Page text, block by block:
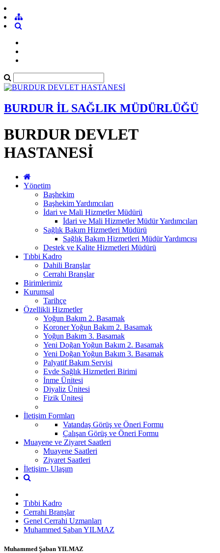
BURDUR İL SAĞLIK MÜDÜRLÜĞÜ
BURDUR DEVLET
HASTANESİ
Yönetim
Başhekim
Başhekim Yardımcıları
İdari ve Mali Hizmetler Müdürü
İdari ve Mali Hizmetler Müdür Yardımcıları
Sağlık Bakım Hizmetleri Müdürü
Sağlık Bakım Hizmetleri Müdür Yardımcısı
Destek ve Kalite Hizmetleri Müdürü
Tıbbi Kadro
Dahili Branşlar
Cerrahi Branşlar
Birimlerimiz
Kurumsal
Tarihçe
Özellikli Hizmetler
Yoğun Bakım 2. Basamak
Koroner Yoğun Bakım 2. Basamak
Yoğun Bakım 3. Basamak
Yeni Doğan Yoğun Bakım 2. Basamak
Yeni Doğan Yoğun Bakım 3. Basamak
Palyatif Bakım Servisi
Evde Sağlık Hizmetleri Birimi
İnme Ünitesi
Diyaliz Ünitesi
Fizik Ünitesi
İletişim Formları
Vatandaş Görüş ve Öneri Formu
Çalışan Görüş ve Öneri Formu
Muayene ve Ziyaret Saatleri
Muayene Saatleri
Ziyaret Saatleri
İletişim- Ulaşım
Tıbbi Kadro
Cerrahi Branşlar
Genel Cerrahi Uzmanları
Muhammed Şaban YILMAZ
Muhammed Şaban YILMAZ